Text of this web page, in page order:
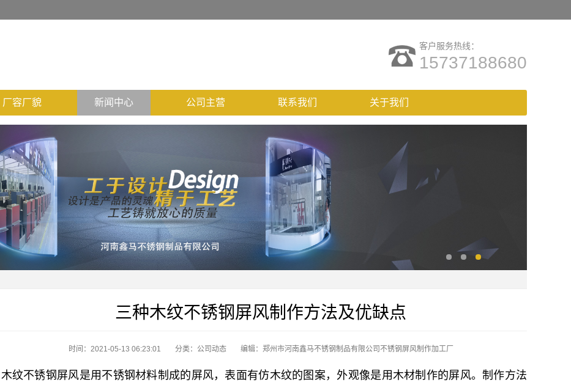
客户服务热线：
15737188680
厂容厂貌 新闻中心 公司主营 联系我们 关于我们
三种木纹不锈钢屏风制作方法及优缺点
时间：2021-05-13 06:23:01 分类： 公司动态 编辑：郑州市河南鑫马不锈钢制品有限公司不锈钢屏风制作加工厂
木纹不锈钢屏风是用不锈钢材料制成的屏风，表面有仿木纹的图案，外观像是用木材制作的屏风。制作方法